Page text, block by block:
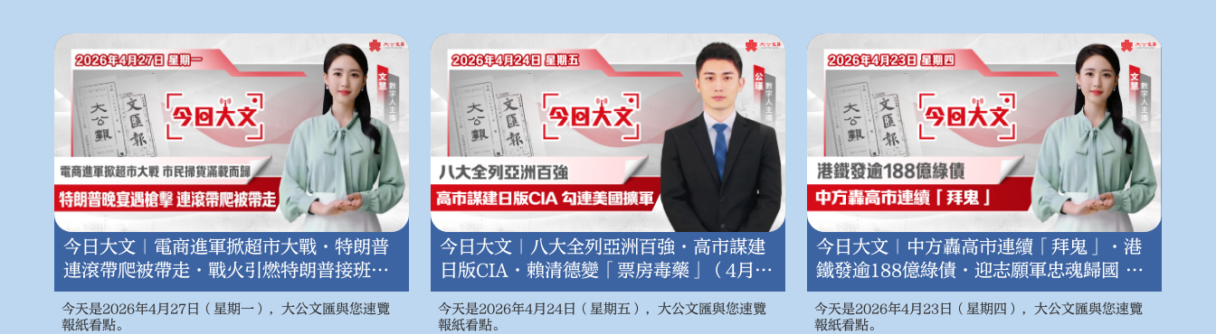
今日大文｜電商進軍掀超市大戰·特朗普
連滾帶爬被帶走·戰火引燃特朗普接班暗
戰（4月27日）
今天是2026年4月27日（星期一），大公文匯與您速覽
報紙看點。
今日大文｜八大全列亞洲百強·高市謀建
日版CIA·賴清德變「票房毒藥」（4月
24日）
今天是2026年4月24日（星期五），大公文匯與您速覽
報紙看點。
今日大文｜中方轟高市連續「拜鬼」·港
鐵發逾188億綠債·迎志願軍忠魂歸國 港
生領悟「英雄讚歌」（4月23日）
今天是2026年4月23日（星期四），大公文匯與您速覽
報紙看點。